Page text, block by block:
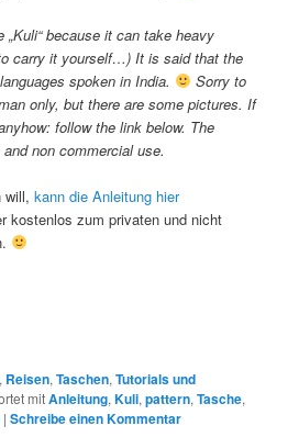
„Kuli“ because it can take heavy
carry it yourself…) It is said that the
spoken in India.
Sorry to
only, but there are some pictures. If
follow the link below. The
non commercial use.
will,kann die Anleitung hier
kostenlos zum privaten und nicht
, Reisen,Taschen,Tutorials und
mitAnleitung,Kuli,pattern,Tasche,
|Schreibe einen Kommentar